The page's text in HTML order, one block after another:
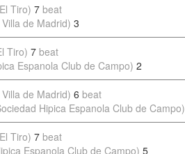
Tiro) 7 beat
de Madrid) 3
Tiro) 7 beat
Espanola Club de Campo) 2
de Madrid) 6 beat
Hipica Espanola Club de Campo)
Tiro) 7 beat
Espanola Club de Campo) 5